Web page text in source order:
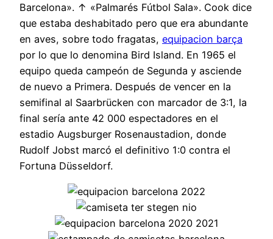
Barcelona». ↑ «Palmarés Fútbol Sala». Cook dice
que estaba deshabitado pero que era abundante
en aves, sobre todo fragatas, equipacion barça
por lo que lo denomina Bird Island. En 1965 el
equipo queda campeón de Segunda y asciende
de nuevo a Primera. Después de vencer en la
semifinal al Saarbrücken con marcador de 3:1, la
final sería ante 42 000 espectadores en el
estadio Augsburger Rosenaustadion, donde
Rudolf Jobst marcó el definitivo 1:0 contra el
Fortuna Düsseldorf.